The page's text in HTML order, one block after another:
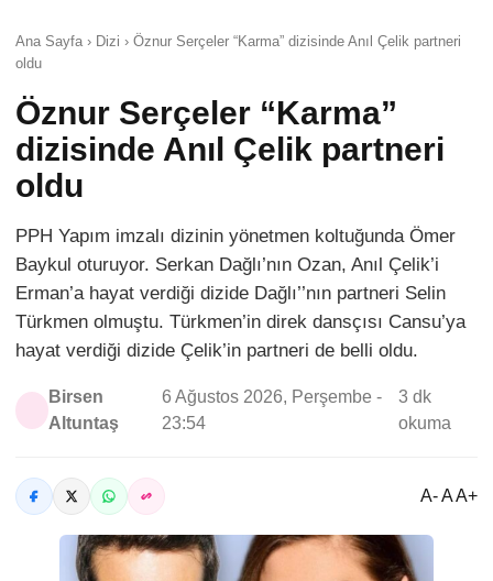
Ana Sayfa › Dizi › Öznur Serçeler “Karma” dizisinde Anıl Çelik partneri
oldu
Öznur Serçeler “Karma”
dizisinde Anıl Çelik partneri
oldu
PPH Yapım imzalı dizinin yönetmen koltuğunda Ömer
Baykul oturuyor. Serkan Dağlı’nın Ozan, Anıl Çelik’i
Erman’a hayat verdiği dizide Dağlı’’nın partneri Selin
Türkmen olmuştu. Türkmen’in direk dansçısı Cansu’ya
hayat verdiği dizide Çelik’in partneri de belli oldu.
Birsen
Altuntaş
6 Ağustos 2026, Perşembe -
23:54
3 dk
okuma
A- A A+